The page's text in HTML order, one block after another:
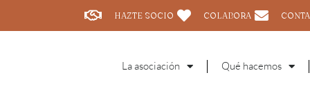
HAZTE SOCIO COLABORA
La asociación Qué hacemos